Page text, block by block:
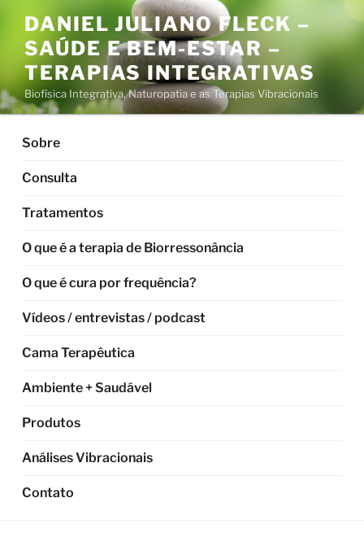
conteúdo
DANIEL JULIANO FLECK –
SAÚDE E BEM-ESTAR –
TERAPIAS INTEGRATIVAS
Biofísica Integrativa, Naturopatia e as Terapias Vibracionais
Sobre
Consulta
Tratamentos
O que é a terapia de Biorressonância
O que é cura por frequência?
Vídeos / entrevistas / podcast
Cama Terapêutica
Ambiente + Saudável
Produtos
Análises Vibracionais
Contato